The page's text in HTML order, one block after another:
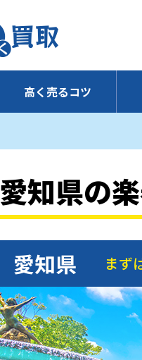
高く売るコツ
愛知県の
愛知県 まず